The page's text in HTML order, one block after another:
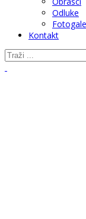
Odluke
Kontakt